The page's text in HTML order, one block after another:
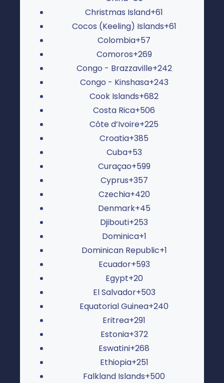
Christmas Island+61
Cocos (Keeling) Islands+61
Colombia+57
Comoros+269
Congo - Brazzaville+242
Congo - Kinshasa+243
Cook Islands+682
Costa Rica+506
Côte d’Ivoire+225
Croatia+385
Cuba+53
Curaçao+599
Cyprus+357
Czechia+420
Denmark+45
Djibouti+253
Dominica+1
Dominican Republic+1
Ecuador+593
Egypt+20
El Salvador+503
Equatorial Guinea+240
Eritrea+291
Estonia+372
Eswatini+268
Ethiopia+251
Falkland Islands+500